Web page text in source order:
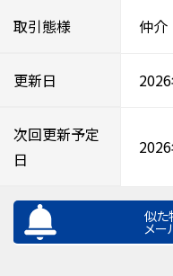
取引態様 仲介
更新日
次回更新予定
日
似た
メー